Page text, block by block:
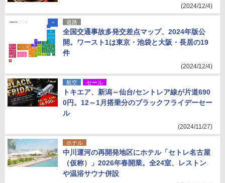
(2024/12/4)
道路
全国交通事故多発交差点マップ、2024年版公
開。ワースト1は東京・池袋と大阪・長居の19
件
(2024/12/4)
航空 セール
トキエア、新潟～仙台/セントレア線が片道690
0円。12～1月搭乗分のブラックフライデーセー
ル
(2024/11/27)
ホテル
中川運河の再開発地区にホテル「セトレ名古屋
（仮称）」2026年春開業。全24室、レストン
や温浴サウナ併設